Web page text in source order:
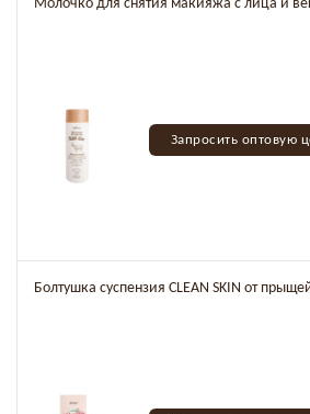
Молочко для снятия макияжа с лица и
Запросить оптовую
Болтушка суспензия CLEAN SKIN от